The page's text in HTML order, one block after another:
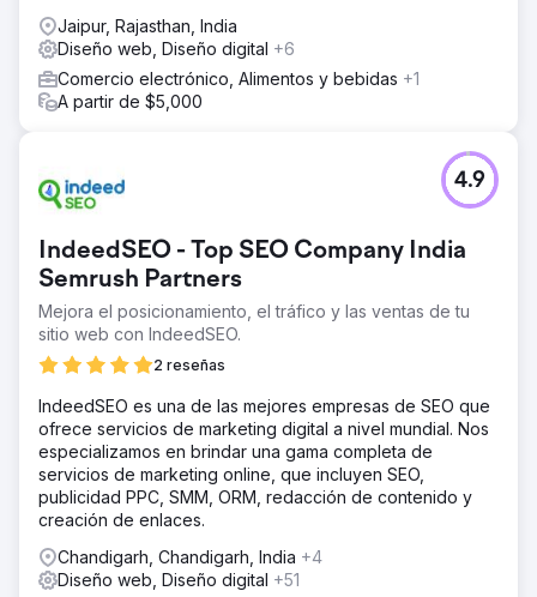
Jaipur, Rajasthan, India
Diseño web, Diseño digital +6
Comercio electrónico, Alimentos y bebidas +1
A partir de $5,000
IndeedSEO - Top SEO Company India
Semrush Partners
Mejora el posicionamiento, el tráfico y las ventas de tu
sitio web con IndeedSEO.
2 reseñas
4.9
IndeedSEO es una de las mejores empresas de SEO que
ofrece servicios de marketing digital a nivel mundial. Nos
especializamos en brindar una gama completa de
servicios de marketing online, que incluyen SEO,
publicidad PPC, SMM, ORM, redacción de contenido y
creación de enlaces.
Chandigarh, Chandigarh, India +4
Diseño web, Diseño digital +51